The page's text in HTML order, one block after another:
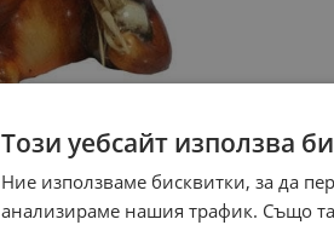
Този уебсайт използва
Ние използваме бисквитки, за да
анализираме нашия трафик. Също